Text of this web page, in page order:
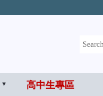
高中生專區